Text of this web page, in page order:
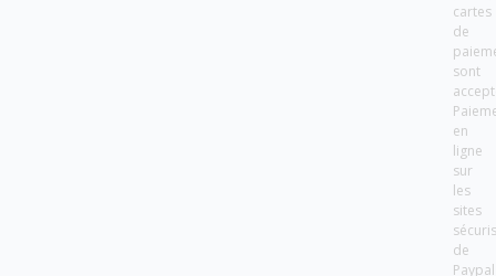
cartes
de
sont
en
ligne
sur
les
sites
de
Paypal